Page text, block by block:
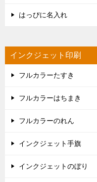
はっぴに名入れ
インクジェット印刷
フルカラーたすき
フルカラーはちまき
フルカラーのれん
インクジェット手旗
インクジェットのぼり